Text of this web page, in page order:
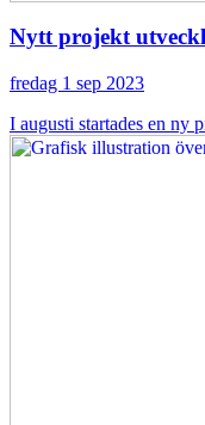
Nytt projekt
fredag 1 sep 2023
I augusti startades en